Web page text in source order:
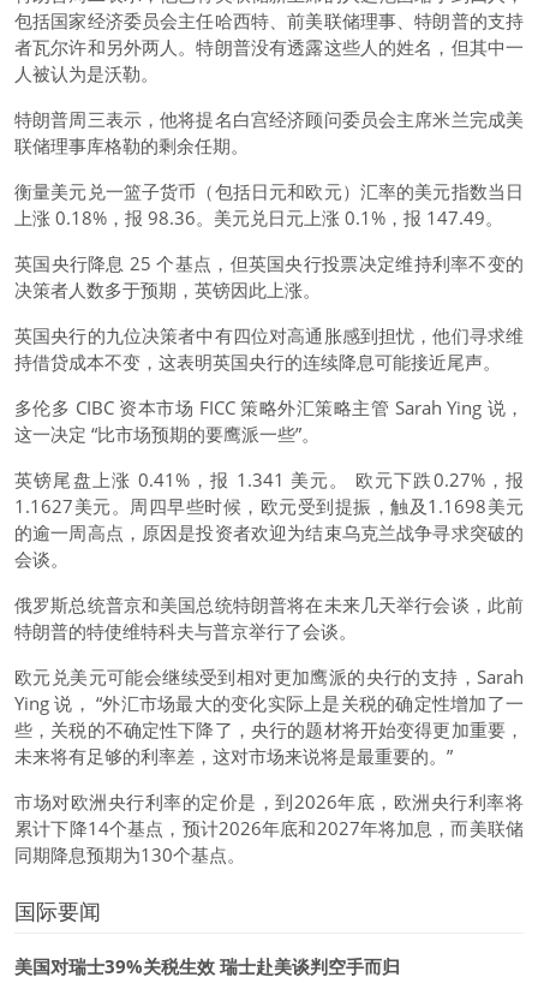
包括国家经济委员会主任哈西特、前美联储理事、特朗普的支持
者瓦尔许和另外两人。特朗普没有透露这些人的姓名，但其中一
人被认为是沃勒。
特朗普周三表示，他将提名白宫经济顾问委员会主席米兰完成美
联储理事库格勒的剩余任期。
衡量美元兑一篮子货币（包括日元和欧元）汇率的美元指数当日
上涨 0.18%，报 98.36。 美元兑日元 上涨 0.1%，报 147.49。
英国央行降息 25 个基点，但英国央行投票决定维持利率不变的
决策者人数多于预期，英镑因此上涨。
英国央行的九位决策者中有四位对高通胀感到担忧，他们寻求维
持借贷成本不变，这表明英国央行的连续降息可能接近尾声。
多伦多 CIBC 资本市场 FICC 策略外汇策略主管 Sarah Ying 说，
这一决定 “比市场预期的要鹰派一些”。
英镑尾盘上涨 0.41%，报 1.341 美元。 欧元下跌0.27%，报
1.1627美元。周四早些时候，欧元受到提振，触及1.1698美元
的逾一周高点，原因是投资者欢迎为结束乌克兰战争寻求突破的
会谈。
俄罗斯总统普京和美国总统特朗普将在未来几天举行会谈，此前
特朗普的特使维特科夫与普京举行了会谈。
欧元兑美元可能会继续受到相对更加鹰派的央行的支持，Sarah
Ying 说， “外汇市场最大的变化实际上是关税的确定性增加了一
些，关税的不确定性下降了，央行的题材将开始变得更加重要，
未来将有足够的利率差，这对市场来说将是最重要的。”
市场对欧洲央行利率的定价是，到2026年底，欧洲央行利率将
累计下降14个基点，预计2026年底和2027年将加息，而美联储
同期降息预期为130个基点。
国际要闻
美国对瑞士39%关税生效 瑞士赴美谈判空手而归